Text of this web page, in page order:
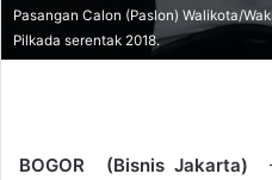
Pasangan Calon (Paslon) Walikota/
Pilkada serentak 2018.
BOGOR (Bisnis Jakarta)